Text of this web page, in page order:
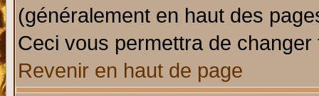
(généralement en haut des
Ceci vous permettra de
Revenir en haut de page